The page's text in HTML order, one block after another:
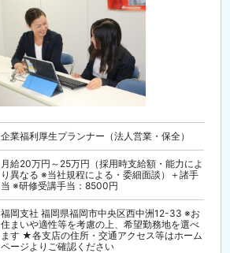
企業福利厚生プランナー（法人営業・保全）
月給20万円～25万円（採用時支給額・能力によ
り異なる ※当社規程による・委細面談）＋諸手
当 ※研修受講手当：8500円
福岡支社 福岡県福岡市中央区西中洲12-33 ※お
住まいや適性等を考慮の上、希望勤務地を選べ
ます ★各支店の住所・交通アクセス等はホーム
ページよりご確認ください